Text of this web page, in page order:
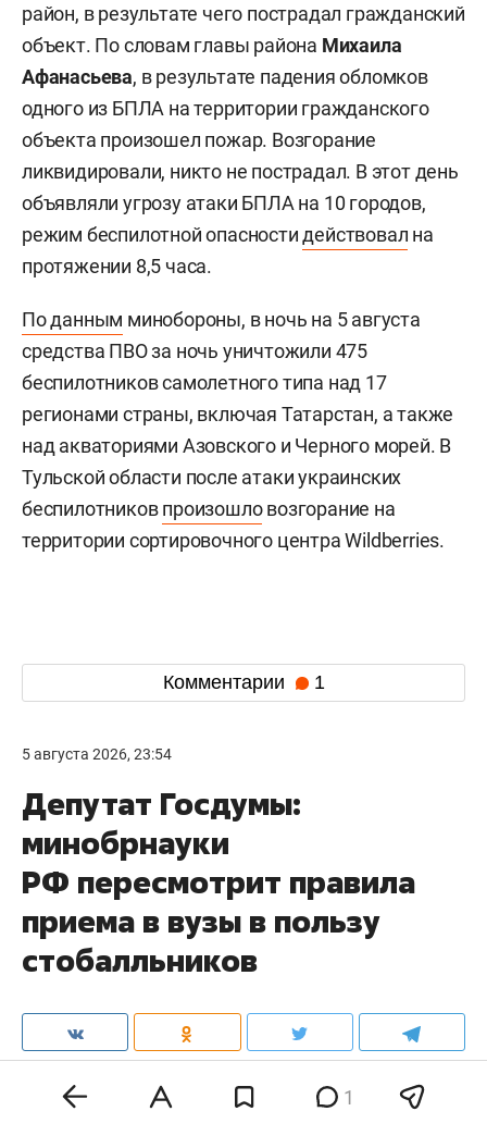
район, в результате чего пострадал гражданский
объект. По словам главы района Михаила
Афанасьева, в результате падения обломков
одного из БПЛА на территории гражданского
объекта произошел пожар. Возгорание
ликвидировали, никто не пострадал. В этот день
объявляли угрозу атаки БПЛА на 10 городов,
режим беспилотной опасностидействовал на
протяжении 8,5 часа.
По данным минобороны, в ночь на 5 августа
средства ПВО за ночь уничтожили 475
беспилотников самолетного типа над 17
регионами страны, включая Татарстан, а также
над акваториями Азовского и Черного морей. В
Тульской области после атаки украинских
беспилотниковпроизошловозгорание на
территории сортировочного центра Wildberries.
Комментарии 1
5 августа 2026, 23:54
Депутат Госдумы:
минобрнауки
РФ пересмотрит правила
приема в вузы в пользу
стобалльников
Министерство науки и высшего образования РФ
1